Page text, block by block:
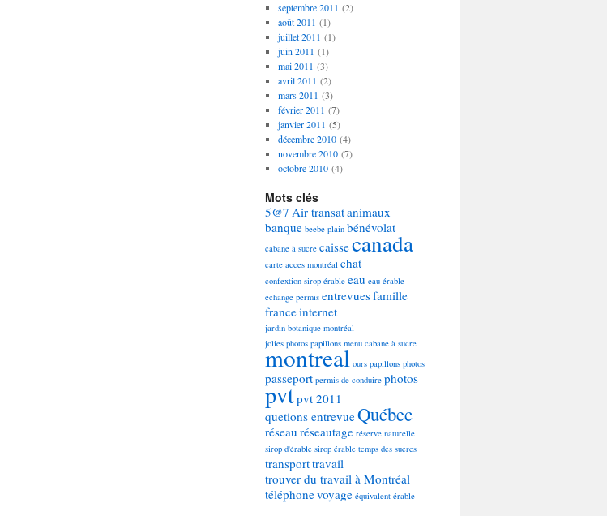
septembre 2011 (2)
août 2011 (1)
juillet 2011 (1)
juin 2011 (1)
mai 2011 (3)
avril 2011 (2)
mars 2011 (3)
février 2011 (7)
janvier 2011 (5)
décembre 2010(4)
novembre 2010(7)
octobre 2010(4)
Mots clés
5@7 Air transatanimaux
banque beebe plain bénévolat
cabane à sucre caissecanada
carte acces montréal chat
confextion sirop érable eau eau érable
echange permis entrevuesfamille
franceinternet
jardin botanique montréal
jolies photos papillons menu cabane à sucre
montreal ours papillons photos
passeport permis de conduire photos
pvtpvt 2011
quetions entrevueQuébec
réseau réseautage réserve naturelle
sirop d'érable sirop érable temps des sucres
transporttravail
trouver du travail à Montréal
téléphonevoyage équivalent érable